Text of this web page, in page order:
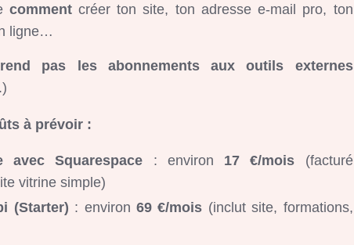
commentcréer ton site, ton adresse e-mail pro, ton
ligne…
pas les abonnements aux outils externes
à prévoir :
avec Squarespace : environ 17 €/mois (facturé
vitrine simple)
(Starter) : environ 69 €/mois (inclut site, formations,